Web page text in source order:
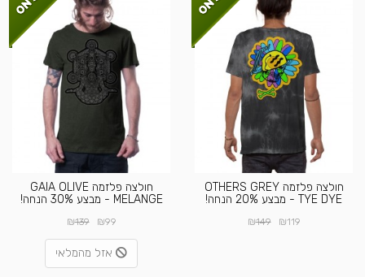
חולצה פלזמה OTHERS GREY
TYE DYE - מבצע 20% הנחה!
₪119
₪149
חולצה פלזמה GAIA OLIVE
MELANGE - מבצע 30% הנחה!
₪99
₪139
אזל מהמלאי